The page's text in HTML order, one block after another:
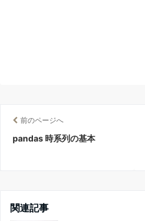
前のページへ
pandas 時系列の基本
関連記事